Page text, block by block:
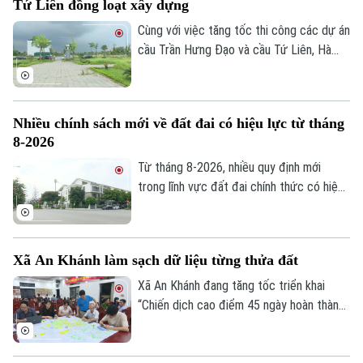
Tư vấn sức khỏe
Quần vợt
Golf
Tin tức
Sao
Thời trang
Âm nhạc
Đã phát sóng
Tứ Liên đồng loạt xây dựng
Cùng với việc tăng tốc thi công các dự án
cầu Trần Hưng Đạo và cầu Tứ Liên, Hà
dự án nói trên.
Nhiều chính sách mới về đất đai có hiệu lực từ tháng
8-2026
Từ tháng 8-2026, nhiều quy định mới
trong lĩnh vực đất đai chính thức có hiệu
kỳ vọng sẽ nâng cao hiệu lực quản lý nhà
nước, đồng thời tạo thuận lợi hơn cho
người dân và doanh nghiệp trong quá trình
Xã An Khánh làm sạch dữ liệu từng thửa đất
Xã An Khánh đang tăng tốc triển khai
“Chiến dịch cao điểm 45 ngày hoàn thành